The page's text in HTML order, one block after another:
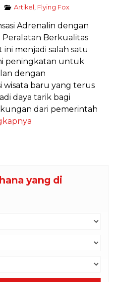
Artikel Flying Fox
Adrenalin dengan
Peralatan Berkualitas
ini menjadi salah satu
peningkatan untuk
dengan
wisata baru yang terus
daya tarik bagi
dari pemerintah
yang di